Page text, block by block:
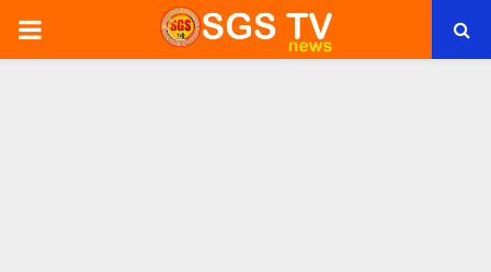
PRIMARY